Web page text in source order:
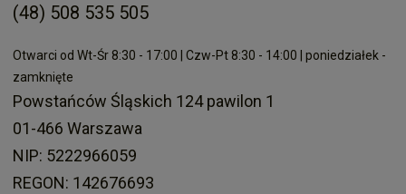
(48) 508 535 505
Otwarci od Wt-Śr 8:30 - 17:00 | Czw-Pt 8:30 - 14:00 | poniedziałek -
zamknięte
Powstańców Śląskich 124 pawilon 1
01-466 Warszawa
NIP: 5222966059
REGON: 142676693